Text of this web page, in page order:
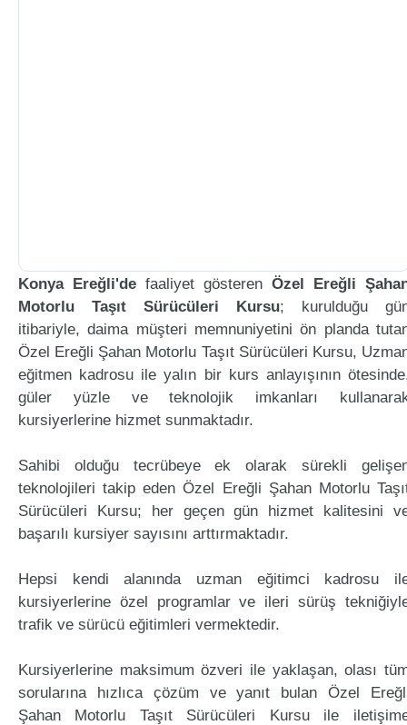
Konya Ereğli'de faaliyet gösteren Özel Ereğli
Motorlu Taşıt Sürücüleri Kursu; kurulduğu
itibariyle, daima müşteri memnuniyetini ön planda
Özel Ereğli Şahan Motorlu Taşıt Sürücüleri Kursu,
eğitmen kadrosu ile yalın bir kurs anlayışının
güler yüzle ve teknolojik imkanları
kursiyerlerine hizmet sunmaktadır.
Sahibi olduğu tecrübeye ek olarak sürekli
teknolojileri takip eden Özel Ereğli Şahan Motorlu
Sürücüleri Kursu; her geçen gün hizmet kalitesini
başarılı kursiyer sayısını arttırmaktadır.
Hepsi kendi alanında uzman eğitimci kadrosu
kursiyerlerine özel programlar ve ileri sürüş
trafik ve sürücü eğitimleri vermektedir.
Kursiyerlerine maksimum özveri ile yaklaşan, olası
sorularına hızlıca çözüm ve yanıt bulan Özel
Şahan Motorlu Taşıt Sürücüleri Kursu ile